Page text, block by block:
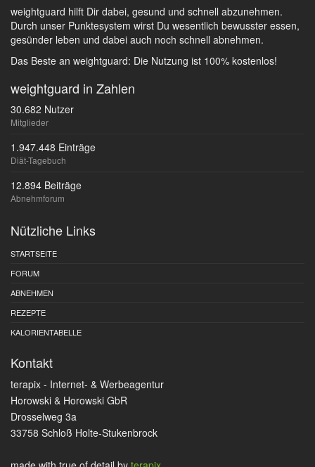
weightguard hilft Dir dabei, gesund und schnell abzunehmen.
Durch unser Punktesystem wirst Du wesentlich bewusster essen,
gesünder leben und dabei auch noch schnell abnehmen.
Das Beste an weightguard: Die Nutzung ist 100% kostenlos!
weightguard in Zahlen
30.682 Nutzer
Mitglieder
1.947.448 Einträge
Diät-Tagebuch
12.894 Beiträge
Abnehmforum
Nützliche Links
STARTSEITE
FORUM
ABNEHMEN
REZEPTE
KALORIENTABELLE
Kontakt
terapix - Internet- & Werbeagentur
Horowski & Horowski GbR
Drosselweg 3a
33758 Schloß Holte-Stukenbrock